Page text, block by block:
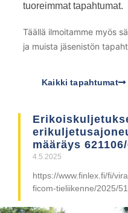
tuoreimmat tapahtumat.
Täällä ilmoitamme myös
ja muista jäsenistön
Kaikki tapahtumat
määräys
4.5.2025
https://www.finlex.fi/fi/
ficom-tieliikenne/2025/